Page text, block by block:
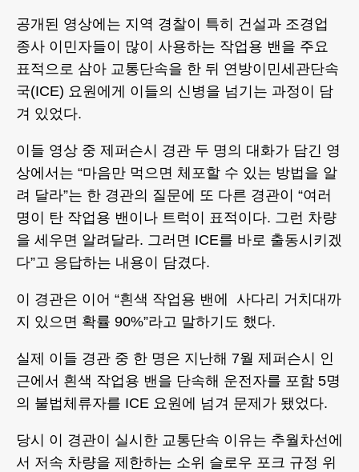
공개된 영상에는 지역 경찰이 특히 건설과 조경업
종사 이민자들이 많이 사용하는 작업용 밴을 주요
표적으로 삼아 교통단속을 한 뒤 연방이민세관단속
국(ICE) 요원에게 이들의 신병을 넘기는 과정이 담
겨 있었다.
이들 영상 중 제퍼슨시 경관 두 명의 대화가 담긴 영
상에서는 “마음만 먹으면 체포할 수 있는 방법을 알
려 달라”는 한 경관의 질문에 또 다른 경관이 “여러
명이 탄 작업용 밴이나 트럭이 표적이다. 그런 차량
을 세우면 알려달라. 그러면 ICE를 바로 출동시키겠
다”고 응답하는 내용이 담겼다.
이 경관은 이어 “흰색 작업용 밴에 사다리 거치대까
지 있으면 확률 90%”라고 말하기도 했다.
실제 이들 경관 중 한 명은 지난해 7월 제퍼슨시 인
근에서 흰색 작업용 밴을 단속해 운전자를 포함 5명
의 불법체류자를 ICE 요원에 넘겨 문제가 됐었다.
당시 이 경관이 실시한 교통단속 이유는 추월차선에
서 저속 차량을 제한하는 소위 슬로우 포크 규정 위